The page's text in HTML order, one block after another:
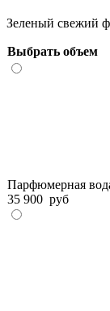
Зеленый свежий
Выбрать объем
Парфюмерная
35 900 руб